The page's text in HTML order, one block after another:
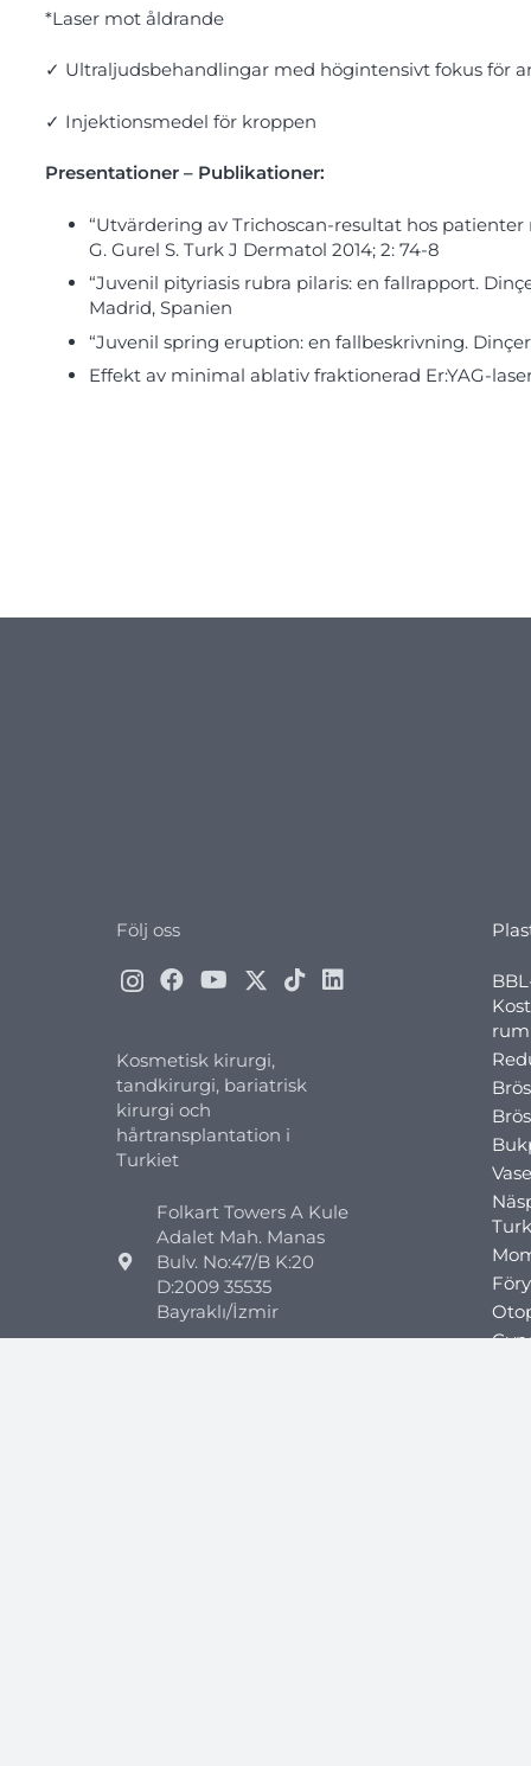
*Laser mot åldrande
✓ Ultraljudsbehandlingar med högintensivt fokus för
✓ Injektionsmedel för kroppen
Presentationer – Publikationer:
“Utvärdering av Trichoscan-resultat hos
G. Gurel S. Turk J Dermatol 2014; 2: 74-8
“Juvenil pityriasis rubra pilaris: en fallrapport.
Madrid, Spanien
“Juvenil spring eruption: en fallbeskrivning.
Effekt av minimal ablativ fraktionerad Er:YAG-
Följ oss
Kosmetisk kirurgi,
tandkirurgi, bariatrisk
kirurgi och
hårtransplantation i
Turkiet
Folkart Towers A Kule
Adalet Mah. Manas
Bulv. No:47/B K:20
D:2009 35535
Bayraklı/İzmir